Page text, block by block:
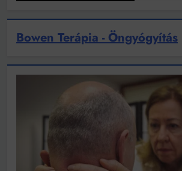
Bowen Terápia - Öngyógyítás